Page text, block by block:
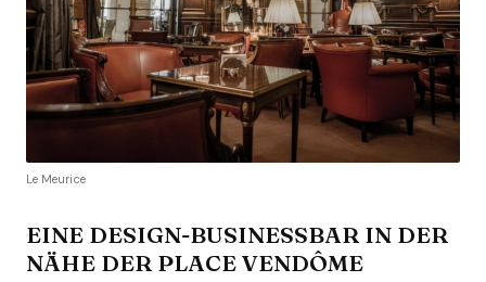
Le Meurice
EINE DESIGN-BUSINESSBAR IN DER
NÄHE DER PLACE VENDÔME